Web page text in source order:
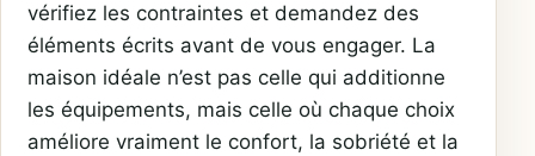
vérifiez les contraintes et demandez des
éléments écrits avant de vous engager. La
maison idéale n’est pas celle qui additionne
les équipements, mais celle où chaque choix
améliore vraiment le confort, la sobriété et la